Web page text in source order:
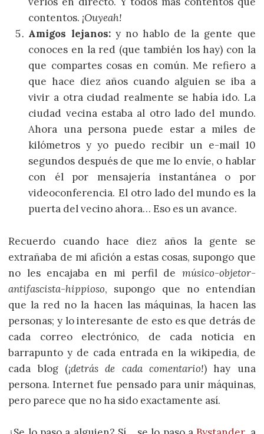
contentos. ¡Ouyeah!
Amigos lejanos:y no hablo de la gente que
conoces en la red (que también los hay) con la
que compartes cosas en común. Me refiero a
que hace diez años cuando alguien se iba a
vivir a otra ciudad realmente se había ido. La
ciudad vecina estaba al otro lado del mundo.
Ahora una persona puede estar a miles de
kilómetros y yo puedo recibir un e-mail 10
segundos después de que me lo envíe, o hablar
con él por mensajería instantánea o por
videoconferencia. El otro lado del mundo es la
puerta del vecino ahora… Eso es un avance.
Recuerdo cuando hace diez años la gente se
extrañaba de mi afición a estas cosas, supongo que
no les encajaba en mi perfil de músico-objetor-
antifascista-hippioso, supongo que no entendían
que la red no la hacen las máquinas, la hacen las
personas; y lo interesante de esto es que detrás de
cada correo electrónico, de cada noticia en
barrapunto y de cada entrada en la wikipedia, de
cada blog (¡detrás de cada comentario!) hay una
persona. Internet fue pensado para unir máquinas,
pero parece que no ha sido exactamente así.